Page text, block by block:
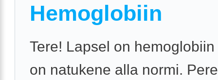
Hemoglobiin
Tere! Lapsel on
on natukene alla normi.